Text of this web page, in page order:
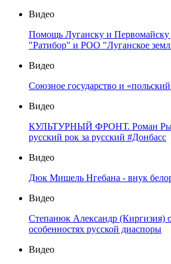
Видео
Помощь Луганску и
"Ратибор" и РОО "Луганское
Видео
Союзное государство и
Видео
КУЛЬТУРНЫЙ ФРОНТ. Роман
русский рок за русский #Донбасс
Видео
Дюк Мишель Нгебана - внук
Видео
Степанюк Александр (Киргизия)
особенностях русской диаспоры
Видео